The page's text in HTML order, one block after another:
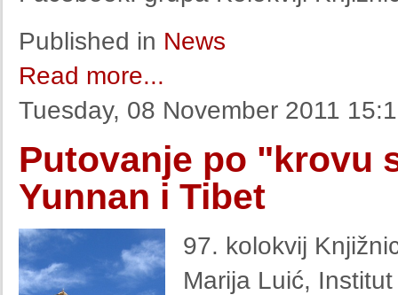
Published in News
Read more...
Tuesday, 08 November 2011
Putovanje po "krovu
Yunnan i Tibet
97. kolokvij
Marija Luić,